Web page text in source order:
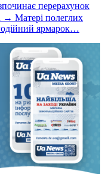
перерахунок
→ Матері полеглих
ярмарок…